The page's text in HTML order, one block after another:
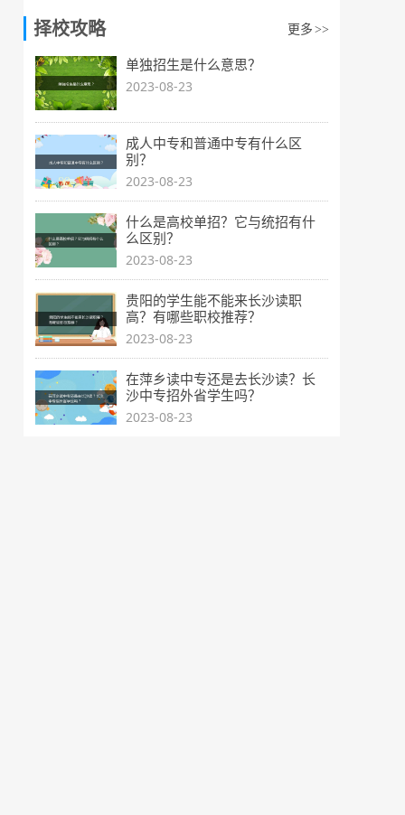
择校攻略 更多 >>
单独招生是什么意思？
2023-08-23
成人中专和普通中专有什么区
别？
2023-08-23
什么是高校单招？它与统招有什
么区别？
2023-08-23
贵阳的学生能不能来长沙读职
高？有哪些职校推荐？
2023-08-23
在萍乡读中专还是去长沙读？长
沙中专招外省学生吗？
2023-08-23